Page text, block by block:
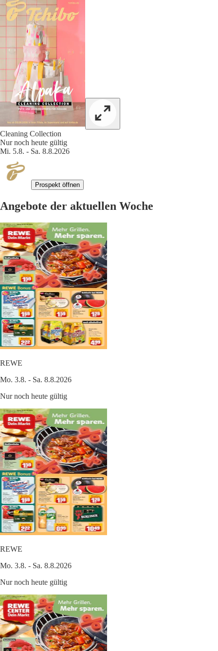
Cleaning Collection
Nur noch heute gültig
Mi. 5.8. - Sa. 8.8.2026
Prospekt öffnen
Angebote der aktuellen Woche
REWE
Mo. 3.8. - Sa. 8.8.2026
Nur noch heute gültig
REWE
Mo. 3.8. - Sa. 8.8.2026
Nur noch heute gültig